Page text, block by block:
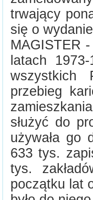
trwający
się o
MAGISTER
latach
wszystkich
przebieg
służyć do
używała go
633 tys.
tys.
początku lat